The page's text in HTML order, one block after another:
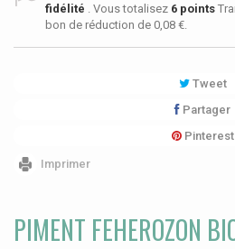
fidélité
. Vous totalisez 6 points
bon de réduction de 0,08 €
Tweet
Partager
Pinterest
Imprimer
PIMENT FEHEROZON